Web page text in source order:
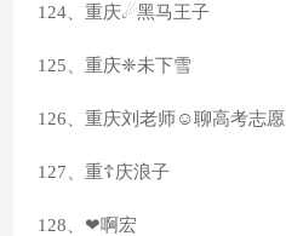
124、重庆☄黑马王子
125、重庆❈未下雪
126、重庆刘老师☺聊高考志愿
127、重☦庆浪子
128、❤啊宏